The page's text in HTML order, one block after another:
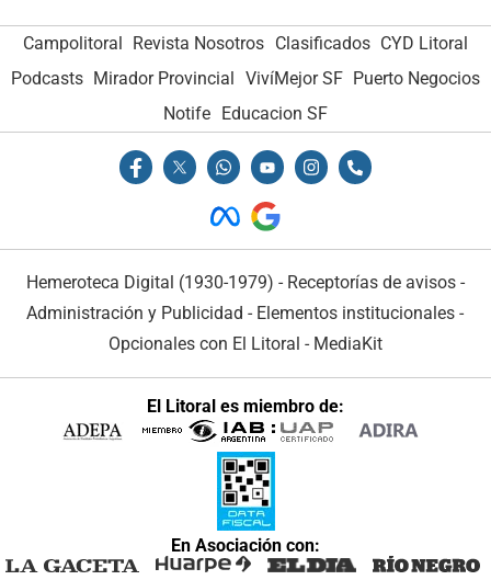
Campolitoral Revista Nosotros Clasificados CYD Litoral
Podcasts Mirador Provincial VivíMejor SF Puerto Negocios
Notife
Educacion SF
Hemeroteca Digital (1930-1979) - Receptorías de avisos -
Administración y Publicidad - Elementos institucionales -
Opcionales con El Litoral - MediaKit
El Litoral es miembro de:
En Asociación con: